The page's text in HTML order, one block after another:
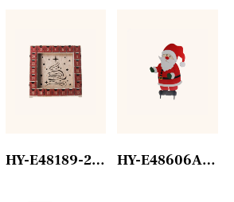
HY-E48189-2正方形红色台历 HY-E48606A 圣诞老人